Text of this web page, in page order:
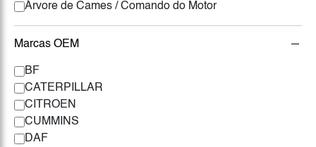
Árvore de Cames / Comando do Motor
Marcas OEM
BF
CATERPILLAR
CITROEN
CUMMINS
DAF